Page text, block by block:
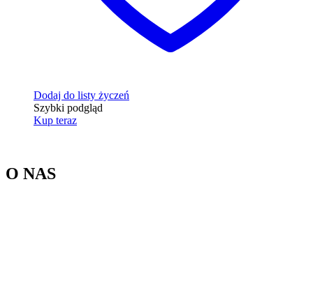
Dodaj do listy życzeń
Szybki podgląd
Kup teraz
O NAS